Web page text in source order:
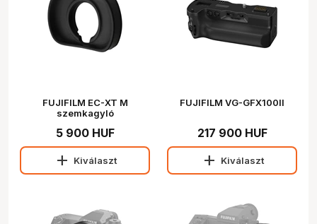
FUJIFILM EC-XT M
szemkagyló
5 900 HUF
add Kiválaszt
FUJIFILM VG-GFX100II
217 900 HUF
add Kiválaszt